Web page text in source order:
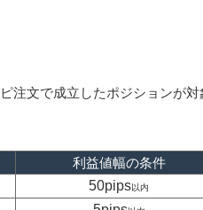
注文で成立したポジションが
利益値幅の条件
50pips以内